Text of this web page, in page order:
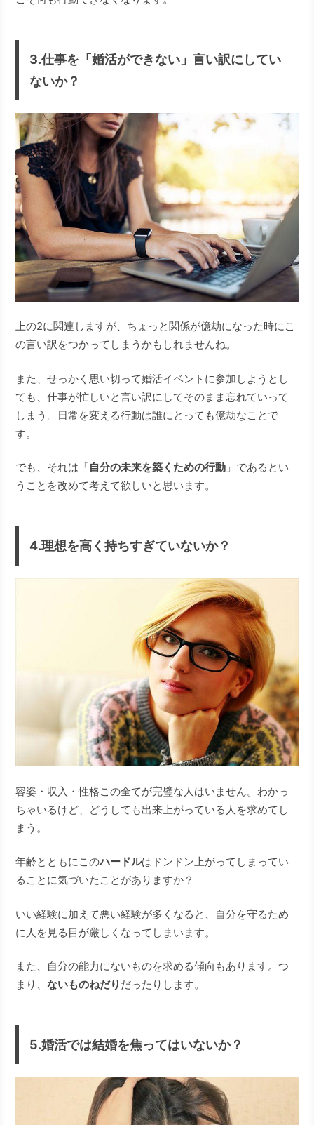
3.仕事を「婚活ができない」言い訳にしてい
ないか？
上の2に関連しますが、ちょっと関係が億劫になった時にこ
の言い訳をつかってしまうかもしれませんね。
また、せっかく思い切って婚活イベントに参加しようとし
ても、仕事が忙しいと言い訳にしてそのまま忘れていって
しまう。日常を変える行動は誰にとっても億劫なことで
す。
でも、それは「自分の未来を築くための行動 」であるとい
うことを改めて考えて欲しいと思います。
4.理想を高く持ちすぎていないか？
容姿・収入・性格この全てが完璧な人はいません。わかっ
ちゃいるけど、どうしても出来上がっている人を求めてし
まう。
年齢とともにこのハードルはドンドン上がってしまってい
ることに気づいたことがありますか？
いい経験に加えて悪い経験が多くなると、自分を守るため
に人を見る目が厳しくなってしまいます。
また、自分の能力にないものを求める傾向もあります。つ
まり、ないものねだり だったりします。
5.婚活では結婚を焦ってはいないか？